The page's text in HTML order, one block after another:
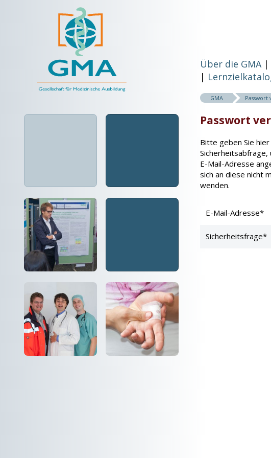
Über die GMA
GMA Passwort
Passwort
Bitte geben Sie
Sicherheitsabfrage,
E-Mail-Adresse
sich an diese nicht
wenden.
E-Mail-Adresse*
Sicherheitsfrage*